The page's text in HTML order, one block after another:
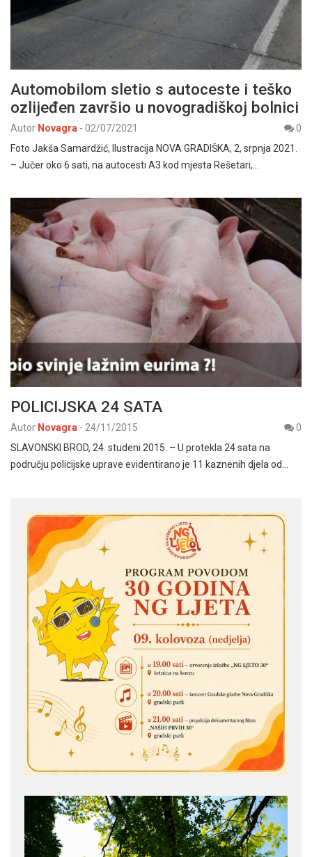
Automobilom sletio s autoceste i teško
ozlijeđen završio u novogradiškoj bolnici
Autor Novagra - 02/07/2021
0
Foto Jakša Samardžić, Ilustracija NOVA GRADIŠKA, 2, srpnja 2021.
– Jučer oko 6 sati, na autocesti A3 kod mjesta Rešetari,…
POLICIJSKA 24 SATA
Autor Novagra - 24/11/2015
0
SLAVONSKI BROD, 24. studeni 2015. – U protekla 24 sata na
području policijske uprave evidentirano je 11 kaznenih djela od…